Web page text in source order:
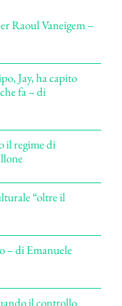
Raoul Vaneigem –
Jay, ha capito
fa – di
il regime di
“oltre il
– di Emanuele
il controllo